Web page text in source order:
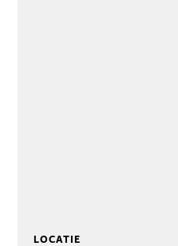
LOCATIE